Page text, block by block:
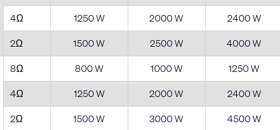
4Ω
1250 W 2000 W
2400 W
2Ω
1500 W 2500 W 4000 W
8Ω 800 W 1000 W
1250 W
4Ω
1250 W 2000 W
2400 W
2Ω
1500 W 3000 W
4500 W